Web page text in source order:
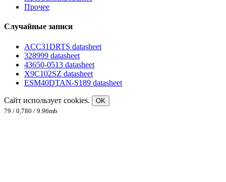
Прочее
Случайные записи
ACC31DRTS datasheet
328999 datasheet
43650-0513 datasheet
X9C102SZ datasheet
ESM40DTAN-S189 datasheet
Сайт использует cookies.
OK
79 / 0,780 / 9.96mb